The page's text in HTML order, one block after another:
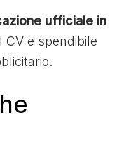
ufficiale in
CV e spendibile